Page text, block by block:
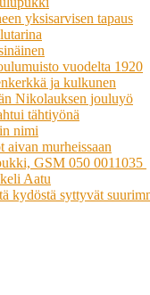
yksisarvisen tapaus
vuodelta 1920
ja kulkunen
Nikolauksen jouluyö
tähtiyönä
nimi
aivan murheissaan
GSM 050 0011035
Aatu
kydöstä syttyvät